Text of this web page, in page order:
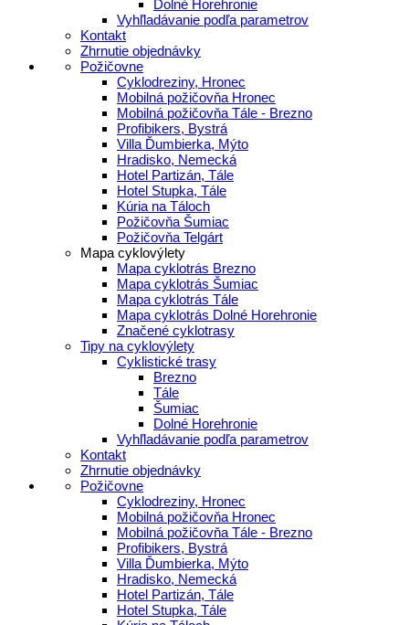
Dolné Horehronie
Vyhľladávanie podľa parametrov
Kontakt
Zhrnutie objednávky
Požičovne
Cyklodreziny, Hronec
Mobilná požičovňa Hronec
Mobilná požičovňa Tále - Brezno
Profibikers, Bystrá
Villa Ďumbierka, Mýto
Hradisko, Nemecká
Hotel Partizán, Tále
Hotel Stupka, Tále
Kúria na Táloch
Požičovňa Šumiac
Požičovňa Telgárt
Mapa cyklovýlety
Mapa cyklotrás Brezno
Mapa cyklotrás Šumiac
Mapa cyklotrás Tále
Mapa cyklotrás Dolné Horehronie
Značené cyklotrasy
Tipy na cyklovýlety
Cyklistické trasy
Brezno
Tále
Šumiac
Dolné Horehronie
Vyhľladávanie podľa parametrov
Kontakt
Zhrnutie objednávky
Požičovne
Cyklodreziny, Hronec
Mobilná požičovňa Hronec
Mobilná požičovňa Tále - Brezno
Profibikers, Bystrá
Villa Ďumbierka, Mýto
Hradisko, Nemecká
Hotel Partizán, Tále
Hotel Stupka, Tále